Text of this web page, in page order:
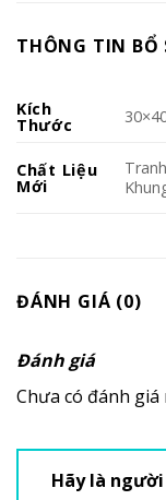
THÔNG TIN BỔ
Kích
Thước
Chất Liệu
Mới
ĐÁNH GIÁ (0)
Đánh giá
Chưa có đánh giá
Hãy là